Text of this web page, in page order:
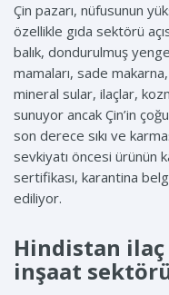
Çin pazarı, nüfusunun
özellikle gıda sektörü
balık, dondurulmuş
mamaları, sade
mineral sular, ilaçlar,
sunuyor ancak Çin’in
son derece sıkı ve
sevkiyatı öncesi ürünün
sertifikası, karantina
ediliyor.
Hindistan ilaç
inşaat